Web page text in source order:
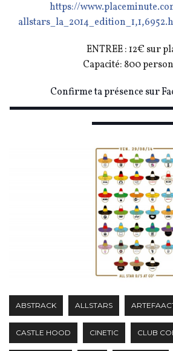
https://
allstars_la_2014_edition_1,
ENTREE : 12€ sur
Capacité: 800
Confirme ta présence sur
ABSTRACK ALLSTARS
CASTLE HOOD CINETIC CLUB